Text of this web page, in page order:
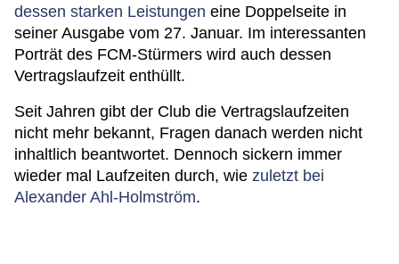
dessen starken Leistungen eine Doppelseite in
seiner Ausgabe vom 27. Januar. Im interessanten
Porträt des FCM-Stürmers wird auch dessen
Vertragslaufzeit enthüllt.
Seit Jahren gibt der Club die Vertragslaufzeiten
nicht mehr bekannt, Fragen danach werden nicht
inhaltlich beantwortet. Dennoch sickern immer
wieder mal Laufzeiten durch, wie zuletzt bei
Alexander Ahl-Holmström.